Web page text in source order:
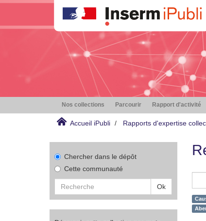
Nos collections Parcourir Rapport d'activité
Accueil iPubli Rapports d'expertise
Chercher dans le dépôt
Cette communauté
Ok